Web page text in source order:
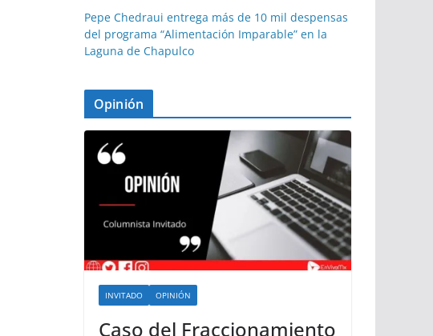
Pepe Chedraui entrega más de 10 mil despensas
del programa “Alimentación Imparable” en la
Laguna de Chapulco
Opinión
INVITADO OPINIÓN
Caso del Fraccionamiento